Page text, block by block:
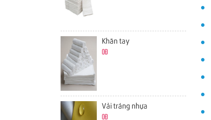
Khăn tay
0đ
Vải tráng nhựa
0đ